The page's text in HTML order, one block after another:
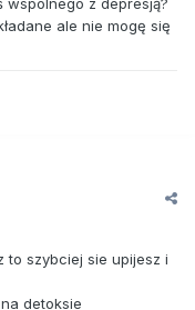
wspólnego z depresją?
ale nie mogę się
to szybciej sie upijesz i
detoksie